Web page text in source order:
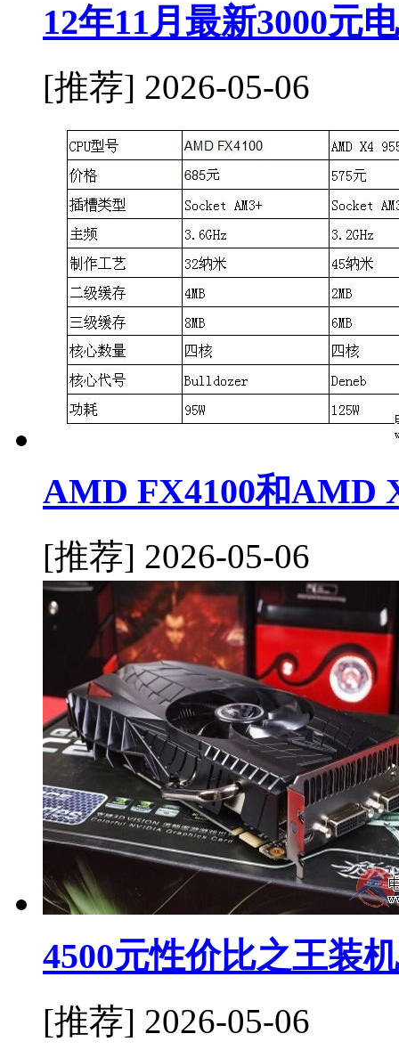
12年11月最新3000元
[推荐] 2026-05-06
AMD FX4100和AMD
[推荐] 2026-05-06
4500元性价比之王装
[推荐] 2026-05-06